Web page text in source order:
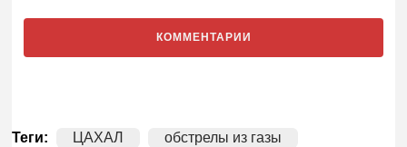
КОММЕНТАРИИ
Теги: ЦАХАЛ
обстрелы из газы